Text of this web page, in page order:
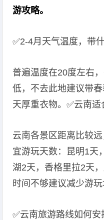
游攻略。
✅️2-4月天气温度，带
普遍温度在20度左右
低，不去此地建议带
天厚重衣物。️✅云南适
云南各景区距离比较
宜游玩天数：昆明1天
湖2天，香格里拉2天
时间不够建议减少游
✅云南旅游路线如何安